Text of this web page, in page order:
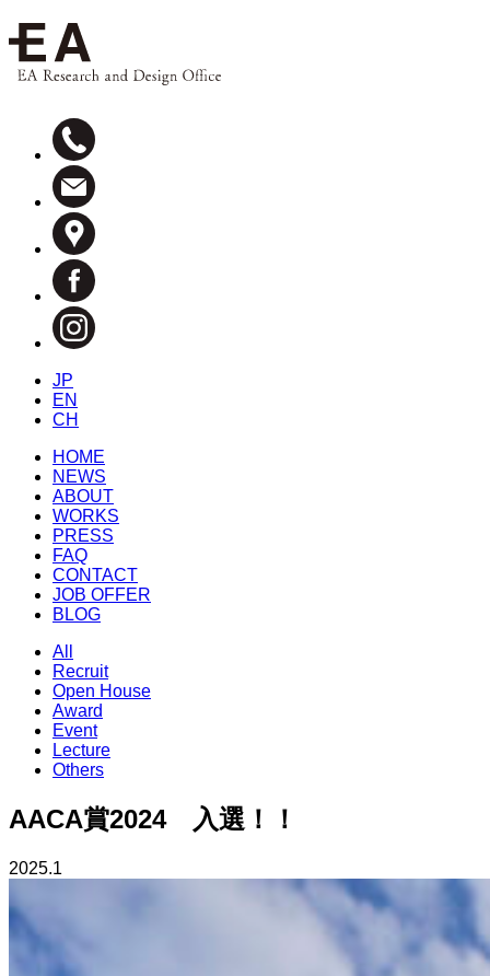
JP
EN
CH
HOME
NEWS
ABOUT
WORKS
PRESS
FAQ
CONTACT
JOB OFFER
BLOG
All
Recruit
Open House
Award
Event
Lecture
Others
AACA賞2024 入選！！
2025.1